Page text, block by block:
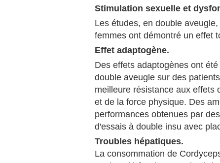
Stimulation sexuelle et
Les études, en double
femmes ont démontré un effet
Effet adaptogène.
Des effets adaptogènes ont
double aveugle sur des
meilleure résistance aux effets
et de la force physique. Des
performances obtenues par
d'essais à double insu avec
Troubles hépatiques.
La consommation de